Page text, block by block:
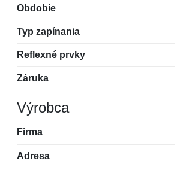
Obdobie
Typ zapínania
Reflexné prvky
Záruka
Výrobca
Firma
Adresa